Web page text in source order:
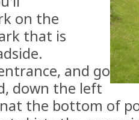
on the
that is
and go
down the left
the bottom of